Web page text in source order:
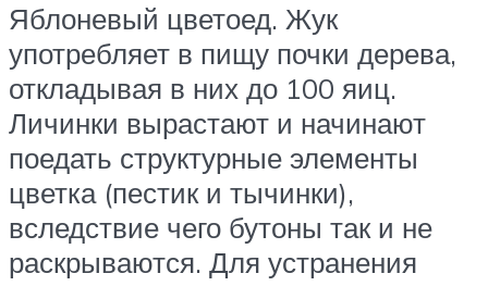
Яблоневый цветоед. Жук
употребляет в пищу почки дерева,
откладывая в них до 100 яиц.
Личинки вырастают и начинают
поедать структурные элементы
цветка (пестик и тычинки),
вследствие чего бутоны так и не
раскрываются. Для устранения